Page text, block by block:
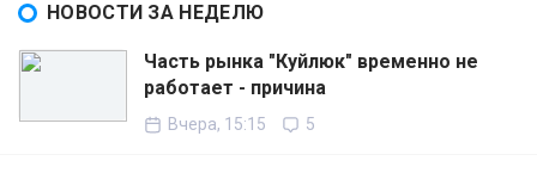
НОВОСТИ ЗА НЕДЕЛЮ
Часть рынка "Куйлюк" временно не
работает - причина
Вчера, 15:15 5